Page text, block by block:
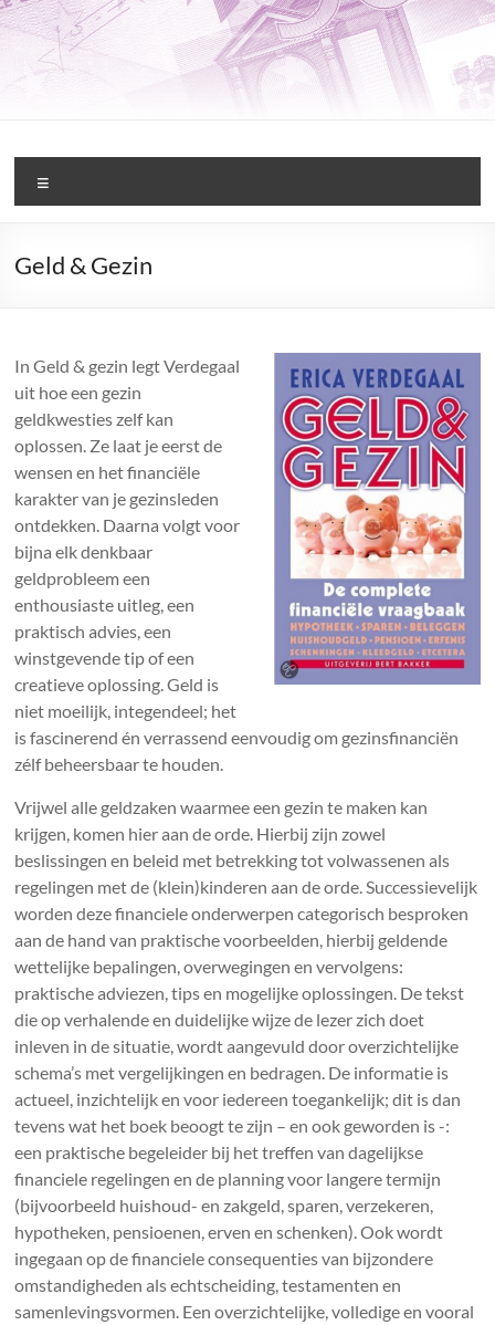
Ga
naar
inhoud
Binnen
Beginnen
Hulpverlening
Geld & Gezin
In Geld & gezin legt Verdegaal
uit hoe een gezin
geldkwesties zelf kan
oplossen. Ze laat je eerst de
wensen en het financiële
karakter van je gezinsleden
ontdekken. Daarna volgt voor
bijna elk denkbaar
geldprobleem een
enthousiaste uitleg, een
praktisch advies, een
winstgevende tip of een
creatieve oplossing. Geld is
niet moeilijk, integendeel; het
is fascinerend én verrassend eenvoudig om gezinsfinanciën
zélf beheersbaar te houden.
Vrijwel alle geldzaken waarmee een gezin te maken kan
krijgen, komen hier aan de orde. Hierbij zijn zowel
beslissingen en beleid met betrekking tot volwassenen als
regelingen met de (klein)kinderen aan de orde. Successievelijk
worden deze financiele onderwerpen categorisch besproken
aan de hand van praktische voorbeelden, hierbij geldende
wettelijke bepalingen, overwegingen en vervolgens:
praktische adviezen, tips en mogelijke oplossingen. De tekst
die op verhalende en duidelijke wijze de lezer zich doet
inleven in de situatie, wordt aangevuld door overzichtelijke
schema’s met vergelijkingen en bedragen. De informatie is
actueel, inzichtelijk en voor iedereen toegankelijk; dit is dan
tevens wat het boek beoogt te zijn – en ook geworden is -:
een praktische begeleider bij het treffen van dagelijkse
financiele regelingen en de planning voor langere termijn
(bijvoorbeeld huishoud- en zakgeld, sparen, verzekeren,
hypotheken, pensioenen, erven en schenken). Ook wordt
ingegaan op de financiele consequenties van bijzondere
omstandigheden als echtscheiding, testamenten en
samenlevingsvormen. Een overzichtelijke, volledige en vooral